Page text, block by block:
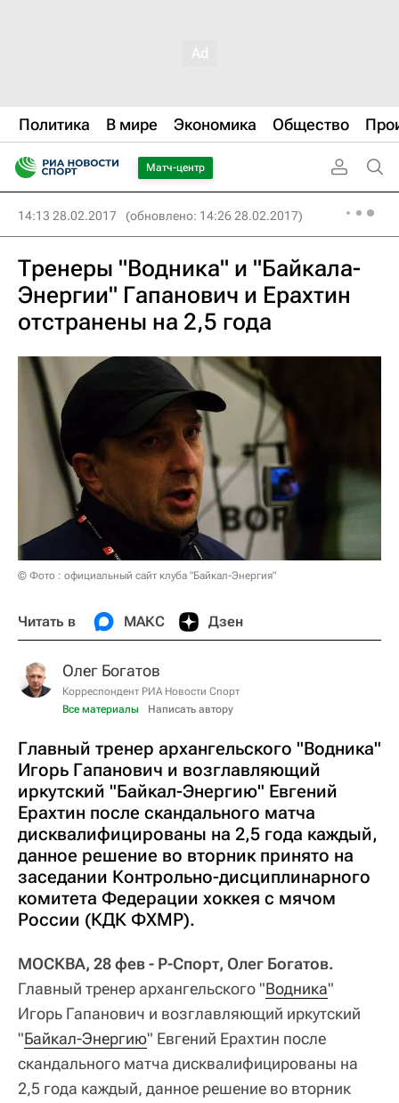
Политика В мире Экономика Общество
Матч-центр
14:13 28.02.2017 (обновлено: 14:26 28.02.2017)
Тренеры "Водника" и "Байкала-
Энергии" Гапанович и Ерахтин
отстранены на 2,5 года
© Фото : официальный сайт клуба "Байкал-Энергия"
Читать в МАКС Дзен
Олег Богатов
Корреспондент РИА Новости Спорт
Все материалы
Написать автору
Главный тренер архангельского "Водника"
Игорь Гапанович и возглавляющий
иркутский "Байкал-Энергию" Евгений
Ерахтин после скандального матча
дисквалифицированы на 2,5 года каждый,
данное решение во вторник принято на
заседании Контрольно-дисциплинарного
комитета Федерации хоккея с мячом
России (КДК ФХМР).
МОСКВА, 28 фев - Р-Спорт, Олег Богатов.
Главный тренер архангельского "Водника"
Игорь Гапанович и возглавляющий иркутский
"Байкал-Энергию" Евгений Ерахтин после
скандального матча дисквалифицированы на
2,5 года каждый, данное решение во вторник